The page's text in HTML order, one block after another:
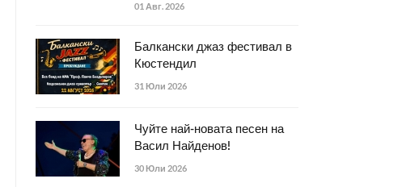
01 Авг. 2026
Балкански джаз фестивал в
Кюстендил
31 Юли 2026
Чуйте най-новата песен на
Васил Найденов!
30 Юли 2026